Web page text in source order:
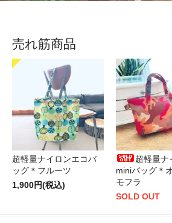
売れ筋商品
超軽量ナイロンエコバ
ッグ＊フルーツ
1,900円(税込)
超軽量ナ
miniバッグ＊
モフラ
SOLD OUT